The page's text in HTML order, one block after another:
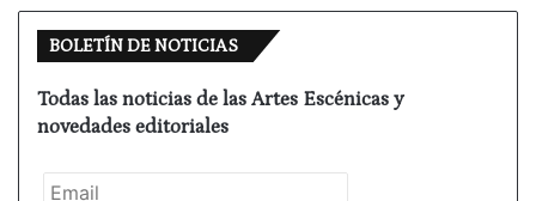
BOLETÍN DE NOTICIAS
Todas las noticias de las Artes Escénicas y
novedades editoriales